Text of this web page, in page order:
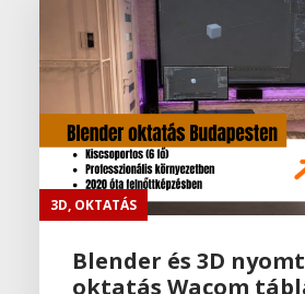
3D, OKTATÁS
Blender és 3D
oktatás Wacom